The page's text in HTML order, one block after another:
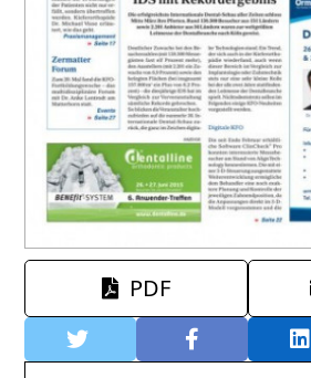
PDF